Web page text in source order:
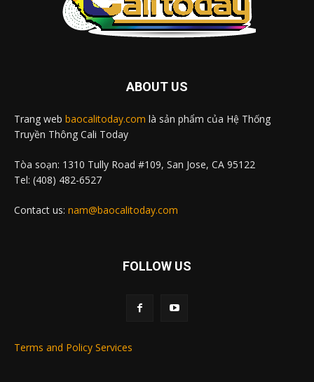
ABOUT US
Trang web baocalitoday.com là sản phẩm của Hệ Thống
Truyền Thông Cali Today
Tòa soạn: 1310 Tully Road #109, San Jose, CA 95122
Tel: (408) 482-6527
Contact us: nam@baocalitoday.com
FOLLOW US
Terms and Policy Services